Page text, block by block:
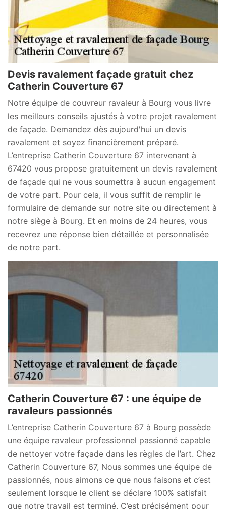
Devis ravalement façade gratuit chez
Catherin Couverture 67
Notre équipe de couvreur ravaleur à Bourg vous livre
les meilleurs conseils ajustés à votre projet ravalement
de façade. Demandez dès aujourd'hui un devis
ravalement et soyez financièrement préparé.
L’entreprise Catherin Couverture 67 intervenant à
67420 vous propose gratuitement un devis ravalement
de façade qui ne vous soumettra à aucun engagement
de votre part. Pour cela, il vous suffit de remplir le
formulaire de demande sur notre site ou directement à
notre siège à Bourg. Et en moins de 24 heures, vous
recevrez une réponse bien détaillée et personnalisée
de notre part.
Catherin Couverture 67 : une équipe de
ravaleurs passionnés
L’entreprise Catherin Couverture 67 à Bourg possède
une équipe ravaleur professionnel passionné capable
de nettoyer votre façade dans les règles de l’art. Chez
Catherin Couverture 67, Nous sommes une équipe de
passionnés, nous aimons ce que nous faisons et c’est
seulement lorsque le client se déclare 100% satisfait
que notre travail est terminé. C’est précisément pour